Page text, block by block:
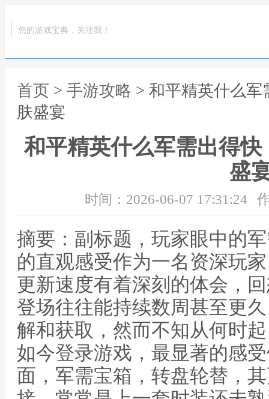
您的游戏宝典，关注我！
首页 > 手游攻略 > 和平精英什么
肤盛宴
和平精英什么军需出得
盛
时间：2026-06-07 17:31:24
摘要：副标题，玩家眼中的
的直观感受作为一名资深玩
更新速度有着深刻的体会，
登场往往能持续数周甚至更
解和获取，然而不知从何时
如今登录游戏，最显著的感
面，军需宝箱，转盘轮替，